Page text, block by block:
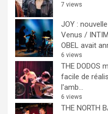
7 views
JOY :
Venus /
OBEL avait
6 views
THE DODOS
facile de
l'amb...
6 views
THE NORTH